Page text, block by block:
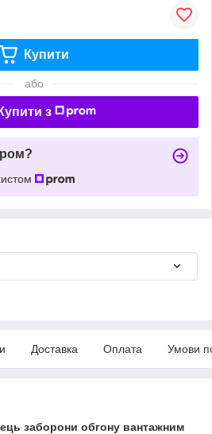
Купити
або
Купити з
Доставка Оплата Умови
заборони обгону вантажним